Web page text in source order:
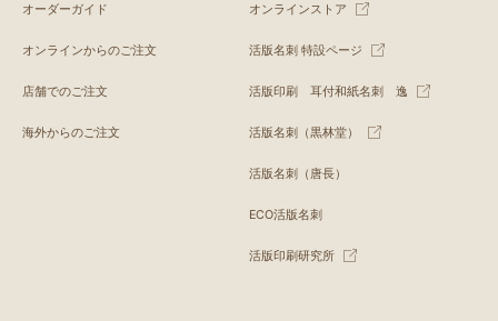
オーダーガイド
オンラインからのご注文
店舗でのご注文
海外からのご注文
オンラインストア
活版名刺 特設ページ
活版印刷 耳付和紙名刺 逸
活版名刺（黒林堂）
活版名刺（唐長）
ECO活版名刺
活版印刷研究所